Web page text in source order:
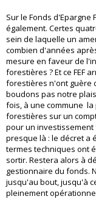
Sur le Fonds
également. Certes
sein de laquelle un
combien d'années
mesure en faveur de
forestières ? Et ce FEF
forestières n'ont guère
boudons pas notre
fois, à une commune
forestières sur un
pour un investissement
presque là : le décret a
termes techniques ont
sortir. Restera alors à
gestionnaire du fonds.
jusqu'au bout, jusqu'à
pleinement